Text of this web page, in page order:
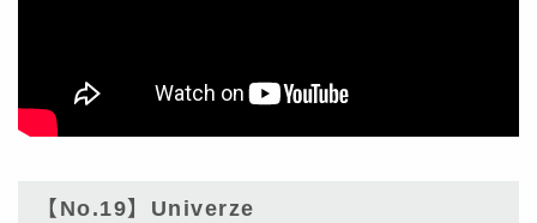
【No.19】Univerze